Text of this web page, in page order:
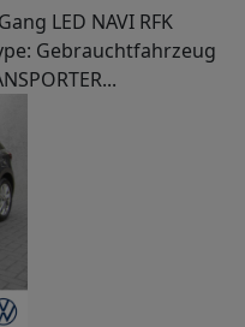
LED NAVI RFK
Gebrauchtfahrzeug